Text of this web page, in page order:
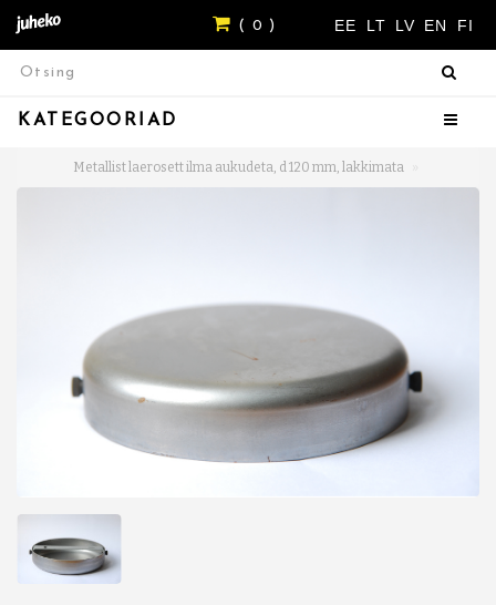
EE LT LV EN FI
( 0 )
KATEGOORIAD
Metallist laerosett ilma aukudeta, d 120 mm, lakkimata